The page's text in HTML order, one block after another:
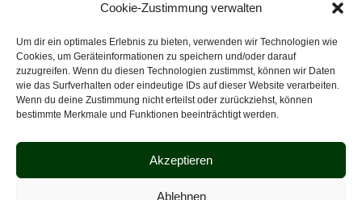
Cookie-Zustimmung verwalten
Um dir ein optimales Erlebnis zu bieten, verwenden wir Technologien wie
Cookies, um Geräteinformationen zu speichern und/oder darauf
zuzugreifen. Wenn du diesen Technologien zustimmst, können wir Daten
wie das Surfverhalten oder eindeutige IDs auf dieser Website verarbeiten.
Wenn du deine Zustimmung nicht erteilst oder zurückziehst, können
bestimmte Merkmale und Funktionen beeinträchtigt werden.
Akzeptieren
Ablehnen
Über uns
Rathaus
Tourist-Information
Veranstaltungen
Datenschutz